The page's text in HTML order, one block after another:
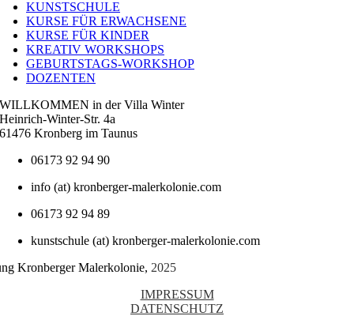
KUNSTSCHULE
KURSE FÜR ERWACHSENE
KURSE FÜR KINDER
KREATIV WORKSHOPS
GEBURTSTAGS-WORKSHOP
DOZENTEN
WILLKOMMEN in der Villa Winter
Heinrich-Winter-Str. 4a
61476 Kronberg im Taunus
06173 92 94 90
info (at) kronberger-malerkolonie.com
06173 92 94 89
kunstschule (at) kronberger-malerkolonie.com
Kronberger Malerkolonie, 2025
IMPRESSUM
DATENSCHUTZ